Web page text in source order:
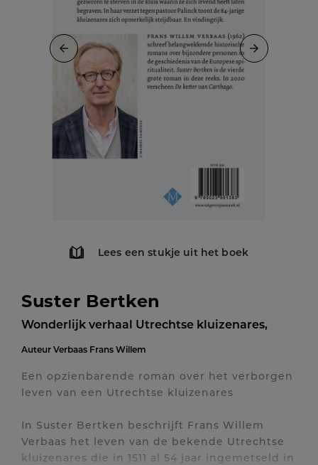
Lees een stukje uit het boek
Suster Bertken
Wonderlijk verhaal Utrechtse kluizenares,
Auteur Verbaas Frans Willem
Een opzienbarende roman over het verborgen
leven van een Utrechtse kluizenares
In Suster Bertken beschrijft Frans Willem
Verbaas het leven van de bekende Utrechtse
kluizenares die in 1511 al 54 jaar ingemetseld in